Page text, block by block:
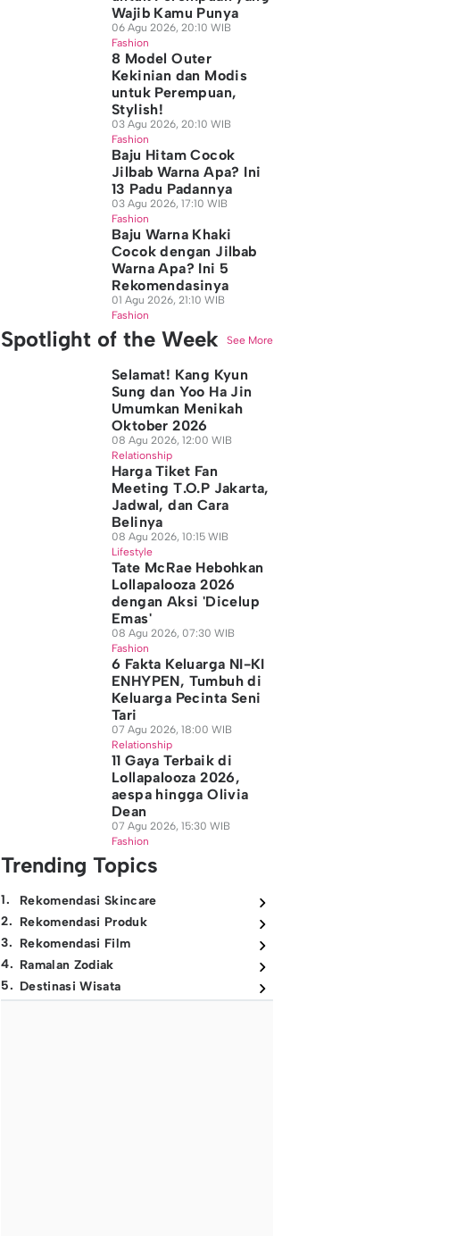
Wajib Kamu Punya
06 Agu 2026, 20:10 WIB
Fashion
8 Model Outer
Kekinian dan Modis
untuk Perempuan,
Stylish!
03 Agu 2026, 20:10 WIB
Fashion
Baju Hitam Cocok
Jilbab Warna Apa? Ini
13 Padu Padannya
03 Agu 2026, 17:10 WIB
Fashion
Baju Warna Khaki
Cocok dengan Jilbab
Warna Apa? Ini 5
Rekomendasinya
01 Agu 2026, 21:10 WIB
Fashion
Spotlight of the Week See More
Selamat! Kang Kyun
Sung dan Yoo Ha Jin
Umumkan Menikah
Oktober 2026
08 Agu 2026, 12:00 WIB
Relationship
Harga Tiket Fan
Meeting T.O.P Jakarta,
Jadwal, dan Cara
Belinya
08 Agu 2026, 10:15 WIB
Lifestyle
Tate McRae Hebohkan
Lollapalooza 2026
dengan Aksi 'Dicelup
Emas'
08 Agu 2026, 07:30 WIB
Fashion
6 Fakta Keluarga NI-KI
ENHYPEN, Tumbuh di
Keluarga Pecinta Seni
Tari
07 Agu 2026, 18:00 WIB
Relationship
11 Gaya Terbaik di
Lollapalooza 2026,
aespa hingga Olivia
Dean
07 Agu 2026, 15:30 WIB
Fashion
Trending Topics
1.
Rekomendasi Skincare
2. Rekomendasi Produk
3. Rekomendasi Film
4. Ramalan Zodiak
5. Destinasi Wisata